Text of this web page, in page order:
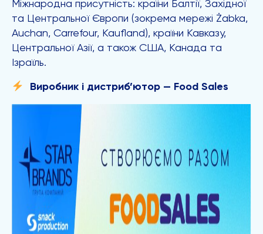
Міжнародна присутність: країни Балтії, Західної
та Центральної Європи (зокрема мережі Żabka,
Auchan, Carrefour, Kaufland), країни Кавказу,
Центральної Азії, а також США, Канада та
Ізраїль.
Виробник і дистриб’ютор — Food Sales